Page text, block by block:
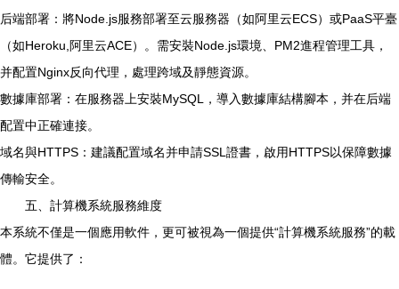
后端部署：將Node.js服務部署至云服務器（如阿里云ECS）或PaaS平臺
（如Heroku,阿里云ACE）。需安裝Node.js環境、PM2進程管理工具，
并配置Nginx反向代理，處理跨域及靜態資源。
數據庫部署：在服務器上安裝MySQL，導入數據庫結構腳本，并在后端
配置中正確連接。
域名與HTTPS：建議配置域名并申請SSL證書，啟用HTTPS以保障數據
傳輸安全。
五、計算機系統服務維度
本系統不僅是一個應用軟件，更可被視為一個提供“計算機系統服務”的載
體。它提供了：